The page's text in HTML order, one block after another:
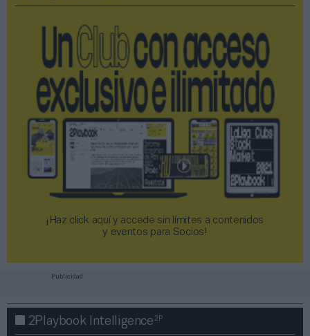
¡Haz click aquí y accede sin límites a contenidos
y eventos para Socios!​​​​​​​
Publicidad
2Playbook Intelligence2P